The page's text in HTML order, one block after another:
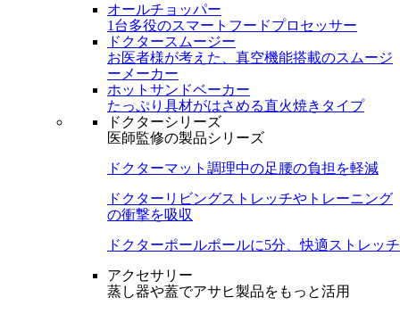
オールチョッパー
1台多役のスマートフードプロセッサー
ドクタースムージー
お医者様が考えた、真空機能搭載のスムージ
ーメーカー
ホットサンドベーカー
たっぷり具材がはさめる直火焼きタイプ
ドクターシリーズ
医師監修の製品シリーズ
ドクターマット 調理中の足腰の負担を軽減
ドクターリビングストレッチやトレーニング
の衝撃を吸収
ドクターポールポールに5分、快適ストレッチ
アクセサリー
蒸し器や蓋でアサヒ製品をもっと活用